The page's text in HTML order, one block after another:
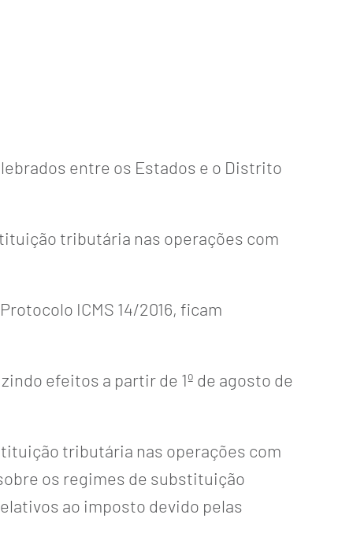
entre os Estados e o Distrito
tributária nas operações com
ICMS 14/2016, ficam
efeitos a partir de 1º de agosto de
tributária nas operações com
os regimes de substituição
ao imposto devido pelas